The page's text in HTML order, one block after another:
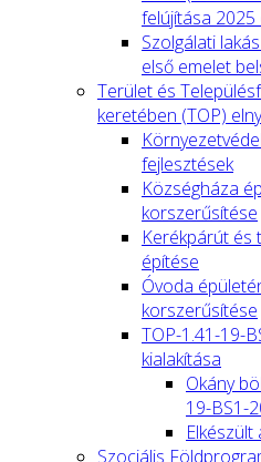
felújítása 2025
Szolgálati
első emelet
Terület és
keretében (TOP)
fejlesztések
Községháza
korszerűsítése
Kerékpárút és
építése
Óvoda
korszerűsítése
TOP-1.41-19-
kialakítása
Okány
19-BS1-
Szociális